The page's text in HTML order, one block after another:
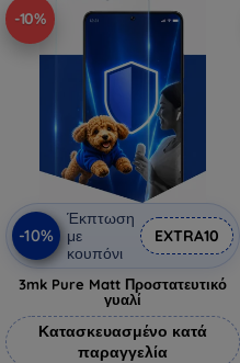
-10%
-10%
Έκπτωση
με
κουπόνι
EXTRA10
3mk Pure Matt Προστατευτικό
γυαλί
Κατασκευασμένο κατά
παραγγελία